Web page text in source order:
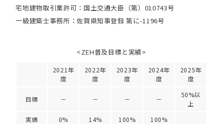
宅地建物取引業許可：国土交通大臣（第）010743号
一級建築士事務所：佐賀県知事登録 第に-1196号
<ZEH普及目標と実績>
2021年
度
2022年
度
2023年
度
2024年
度
2025年
度
目標 － － － －
50%以
上
実績
0% 14% 100% 100%